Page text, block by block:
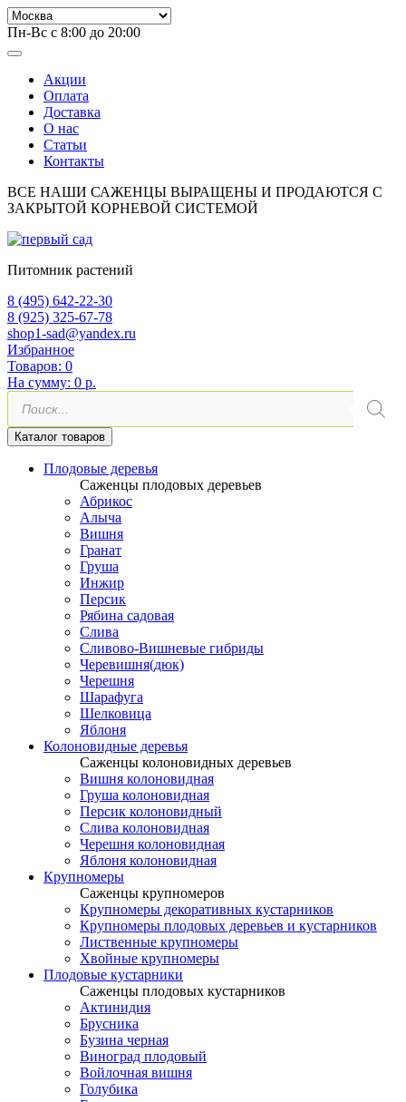
Пн-Вс с 8:00 до 20:00
Акции
Оплата
Доставка
О нас
Статьи
Контакты
ВСЕ НАШИ САЖЕНЦЫ ВЫРАЩЕНЫ И ПРОДАЮТСЯ С
ЗАКРЫТОЙ КОРНЕВОЙ СИСТЕМОЙ
Питомник растений
8 (495) 642-22-30
8 (925) 325-67-78
shop1-sad@yandex.ru
Избранное
Товаров: 0
На сумму: 0 р.
Поиск
товаров
Каталог товаров
Плодовые деревья
Саженцы плодовых деревьев
Абрикос
Алыча
Вишня
Гранат
Груша
Инжир
Персик
Рябина садовая
Слива
Сливово-Вишневые гибриды
Черевишня(дюк)
Черешня
Шарафуга
Шелковица
Яблоня
Колоновидные деревья
Саженцы колоновидных деревьев
Вишня колоновидная
Груша колоновидная
Персик колоновидный
Слива колоновидная
Черешня колоновидная
Яблоня колоновидная
Крупномеры
Саженцы крупномеров
Крупномеры декоративных кустарников
Крупномеры плодовых деревьев и кустарников
Лиственные крупномеры
Хвойные крупномеры
Плодовые кустарники
Саженцы плодовых кустарников
Актинидия
Брусника
Бузина черная
Виноград плодовый
Войлочная вишня
Голубика